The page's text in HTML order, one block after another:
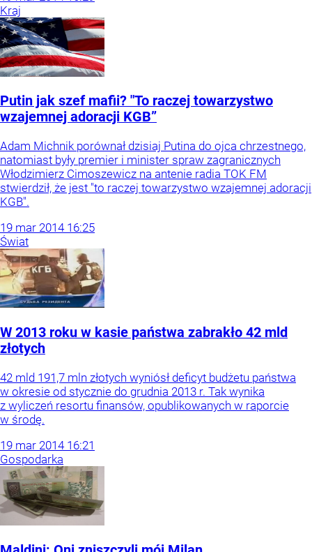
Kraj
Putin jak szef mafii? "To raczej towarzystwo
wzajemnej adoracji KGB”
Adam Michnik porównał dzisiaj Putina do ojca chrzestnego,
natomiast były premier i minister spraw zagranicznych
Włodzimierz Cimoszewicz na antenie radia TOK FM
stwierdził, że jest "to raczej towarzystwo wzajemnej adoracji
KGB".
19 mar 2014 16:25
Świat
W 2013 roku w kasie państwa zabrakło 42 mld
złotych
42 mld 191,7 mln złotych wyniósł deficyt budżetu państwa
w okresie od stycznie do grudnia 2013 r. Tak wynika
z wyliczeń resortu finansów, opublikowanych w raporcie
w środę.
19 mar 2014 16:21
Gospodarka